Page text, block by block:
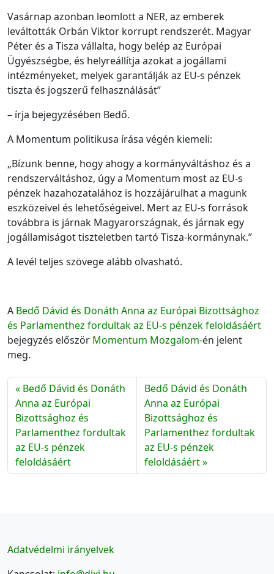
Vasárnap azonban leomlott a NER, az emberek
leváltották Orbán Viktor korrupt rendszerét. Magyar
Péter és a Tisza vállalta, hogy belép az Európai
Ügyészségbe, és helyreállítja azokat a jogállami
intézményeket, melyek garantálják az EU-s pénzek
tiszta és jogszerű felhasználását”
– írja bejegyzésében Bedő.
A Momentum politikusa írása végén kiemeli:
„Bízunk benne, hogy ahogy a kormányváltáshoz és a
rendszerváltáshoz, úgy a Momentum most az EU-s
pénzek hazahozatalához is hozzájárulhat a magunk
eszközeivel és lehetőségeivel. Mert az EU-s források
továbbra is járnak Magyarországnak, és járnak egy
jogállamiságot tiszteletben tartó Tisza-kormánynak.”
A levél teljes szövege alább olvasható.
A Bedő Dávid és Donáth Anna az Európai Bizottsághoz
és Parlamenthez fordultak az EU-s pénzek feloldásáért
bejegyzés először Momentum Mozgalom-én jelent
meg.
Bedő Dávid és Donáth
Anna az Európai
Bizottsághoz és
Parlamenthez fordultak
az EU-s pénzek
feloldásáért
Bedő Dávid és Donáth
Anna az Európai
Bizottsághoz és
Parlamenthez fordultak
az EU-s pénzek
feloldásáért
Adatvédelmi irányelvek